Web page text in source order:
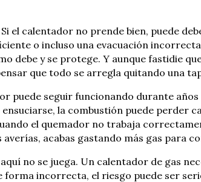
el calentador no prende bien, puede
o incluso una evacuación
debe y se protege. Y aunque fastidie
que todo se arregla quitando una
puede seguir funcionando durante
la combustión puede perder
el quemador no trabaja
acabas gastando más gas para
no se juega. Un calentador de gas
incorrecta, el riesgo puede ser